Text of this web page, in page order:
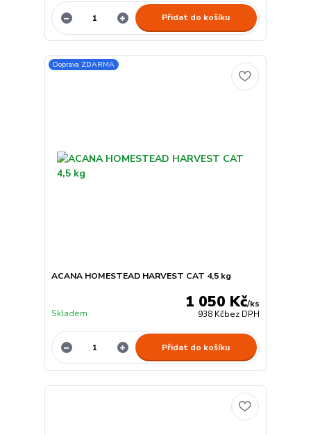
Přidat do košíku
Doprava ZDARMA
ACANA HOMESTEAD HARVEST CAT 4,5 kg
1 050 Kč/ks
938 Kčbez DPH
Skladem
Přidat do košíku